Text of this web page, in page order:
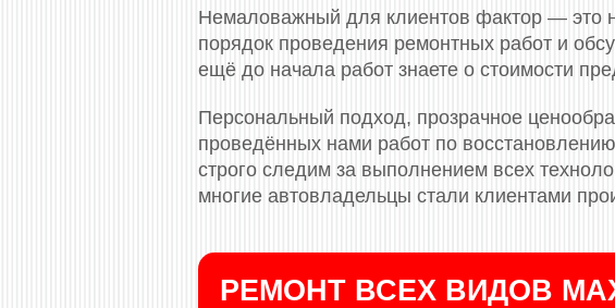
Немаловажный для клиентов фактор — это
порядок проведения ремонтных работ и
ещё до начала работ знаете о стоимости
Персональный подход, прозрачное
проведённых нами работ по
строго следим за выполнением всех
многие автовладельцы стали клиентами
РЕМОНТ ВСЕХ ВИДОВ